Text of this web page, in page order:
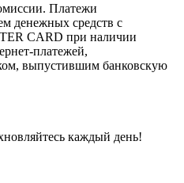
Платежи
денежных средств с
CARD при наличии
платежей,
выпустившим банковскую
каждый день!